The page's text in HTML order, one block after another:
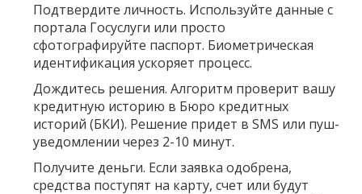
Подтвердите личность. Используйте данные с
портала Госуслуги или просто
сфотографируйте паспорт. Биометрическая
идентификация ускоряет процесс.
Дождитесь решения. Алгоритм проверит вашу
кредитную историю в Бюро кредитных
историй (БКИ). Решение придет в SMS или пуш-
уведомлении через 2-10 минут.
Получите деньги. Если заявка одобрена,
средства поступят на карту, счет или будут